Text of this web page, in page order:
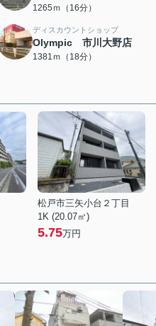
1265ｍ（16分）
ディスカウントショップ
Olympic 市川大野店
1381ｍ（18分）
松戸市三矢小台２丁目
1K (20.07㎡)
5.75万円